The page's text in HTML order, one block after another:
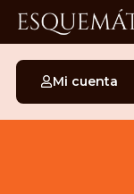
Mi cuenta